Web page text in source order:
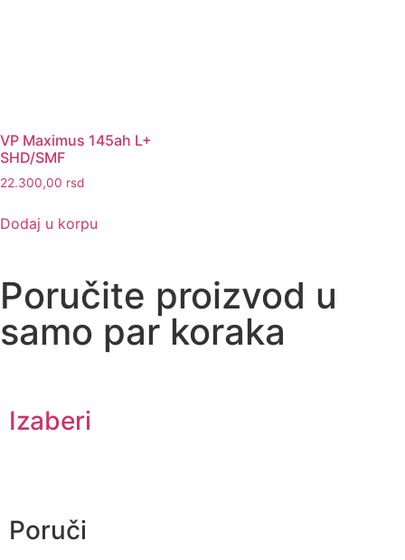
VP Maximus 145ah L+
SHD/SMF
22.300,00 rsd
Dodaj u korpu
Poručite proizvod u
samo par koraka
Izaberi
Poruči